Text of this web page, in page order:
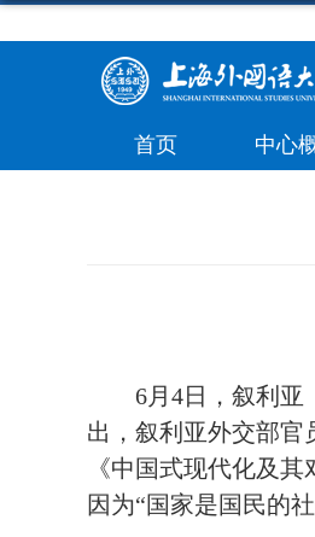
首页 中心
6月4日，叙利亚
出，叙利亚外交部官
《中国式现代化及
因为“国家是国民的社